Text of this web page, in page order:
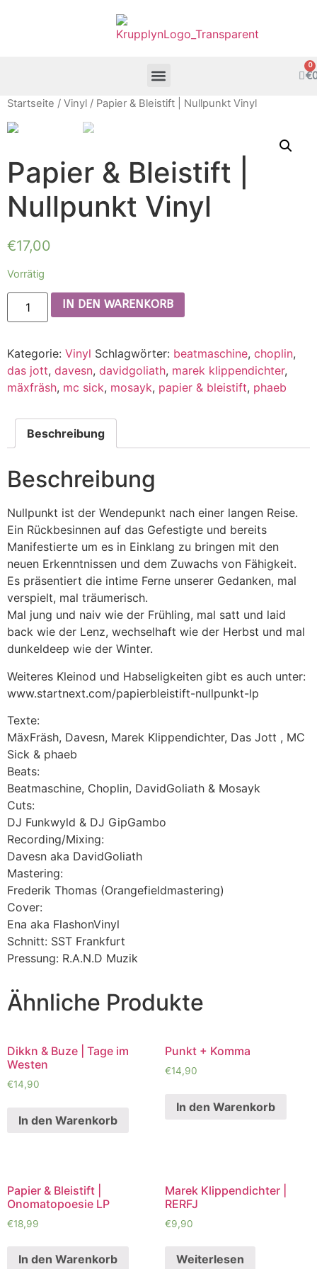
€
Startseite / Vinyl / Papier & Bleistift | Nullpunkt Vinyl
Papier & Bleistift |
Nullpunkt Vinyl
€17,00
Vorrätig
IN DEN WARENKORB
Kategorie: Vinyl Schlagwörter: beatmaschine, choplin,
das jott, davesn, davidgoliath, marek klippendichter,
mäxfräsh, mc sick, mosayk, papier & bleistift, phaeb
Beschreibung
Beschreibung
Nullpunkt ist der Wendepunkt nach einer langen Reise.
Ein Rückbesinnen auf das Gefestigte und bereits
Manifestierte um es in Einklang zu bringen mit den
neuen Erkenntnissen und dem Zuwachs von Fähigkeit.
Es präsentiert die intime Ferne unserer Gedanken, mal
verspielt, mal träumerisch.
Mal jung und naiv wie der Frühling, mal satt und laid
back wie der Lenz, wechselhaft wie der Herbst und mal
dunkeldeep wie der Winter.
Weiteres Kleinod und Habseligkeiten gibt es auch unter:
www.startnext.com/papierbleistift-nullpunkt-lp
Texte:
MäxFräsh, Davesn, Marek Klippendichter, Das Jott , MC
Sick & phaeb
Beats:
Beatmaschine, Choplin, DavidGoliath & Mosayk
Cuts:
DJ Funkwyld & DJ GipGambo
Recording/Mixing:
Davesn aka DavidGoliath
Mastering:
Frederik Thomas (Orangefieldmastering)
Cover:
Ena aka FlashonVinyl
Schnitt: SST Frankfurt
Pressung: R.A.N.D Muzik
Ähnliche Produkte
Dikkn & Buze | Tage im
Westen
€14,90
In den Warenkorb
Punkt + Komma
€14,90
In den Warenkorb
Papier & Bleistift |
Onomatopoesie LP
€18,99
In den Warenkorb
Marek Klippendichter |
RERFJ
€9,90
Weiterlesen